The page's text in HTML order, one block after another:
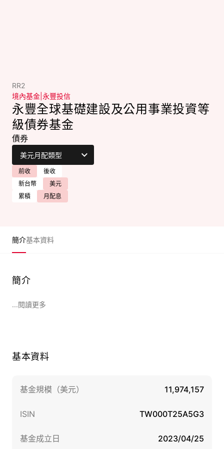
RR2
境內基金 永豐投信
永豐全球基礎建設及公用事業投資等
級債券基金
債券
前收
後收
新台幣
美元
累積
月配息
簡介基本資料
簡介
...閱讀更多
基本資料
基金規模（美元） 11,974,157
ISIN TW000T25A5G3
基金成立日 2023/04/25